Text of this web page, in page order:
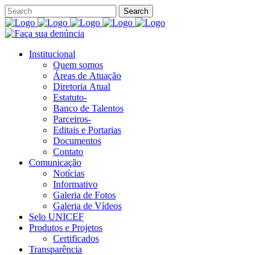
Institucional
Quem somos
Áreas de Atuação
Diretoria Atual
Estatuto-
Banco de Talentos
Parceiros-
Editais e Portarias
Documentos
Contato
Comunicação
Notícias
Informativo
Galeria de Fotos
Galeria de Vídeos
Selo UNICEF
Produtos e Projetos
Certificados
Transparência